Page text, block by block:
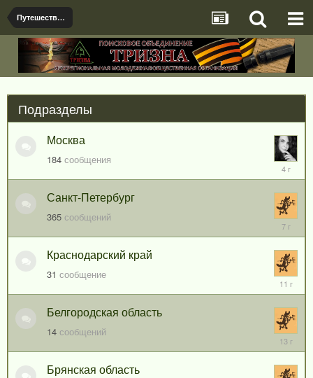
Путешествия и экскурсии. Интересные места
Подразделы
Москва
184 сообщения
2022
Санкт-Петербург
365 сообщений
27
января,
2019
Краснодарский край
31 сообщение
17
марта,
2015
Белгородская область
14 сообщений
апреля,
2013
Брянская область